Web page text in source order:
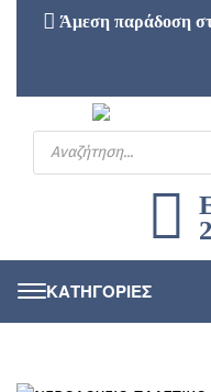
Άμεση παράδοση